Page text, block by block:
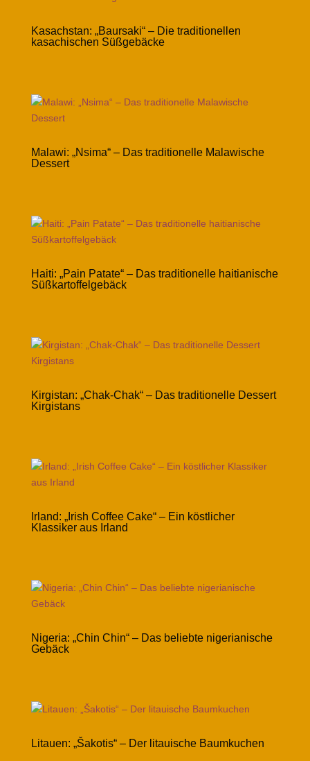
Kasachstan: „Baursaki“ – Die traditionellen
kasachischen Süßgebäcke
Malawi: „Nsima“ – Das traditionelle Malawische
Dessert
Haiti: „Pain Patate“ – Das traditionelle haitianische
Süßkartoffelgebäck
Kirgistan: „Chak-Chak“ – Das traditionelle Dessert
Kirgistans
Irland: „Irish Coffee Cake“ – Ein köstlicher
Klassiker aus Irland
Nigeria: „Chin Chin“ – Das beliebte nigerianische
Gebäck
Litauen: „Šakotis“ – Der litauische Baumkuchen